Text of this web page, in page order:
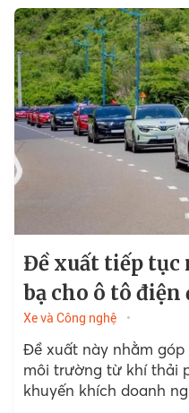
Đề xuất tiếp tục
bạ cho ô tô điện
Xe và Công nghệ
Đề xuất này nhằm
môi trường từ khí thải
khuyến khích doanh